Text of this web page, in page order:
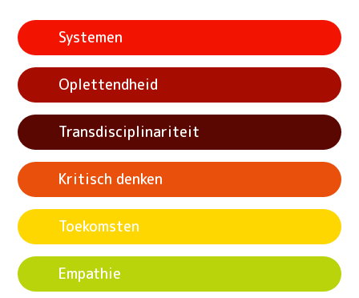
Systemen
Oplettendheid
Transdisciplinariteit
Kritisch denken
Toekomsten
Empathie